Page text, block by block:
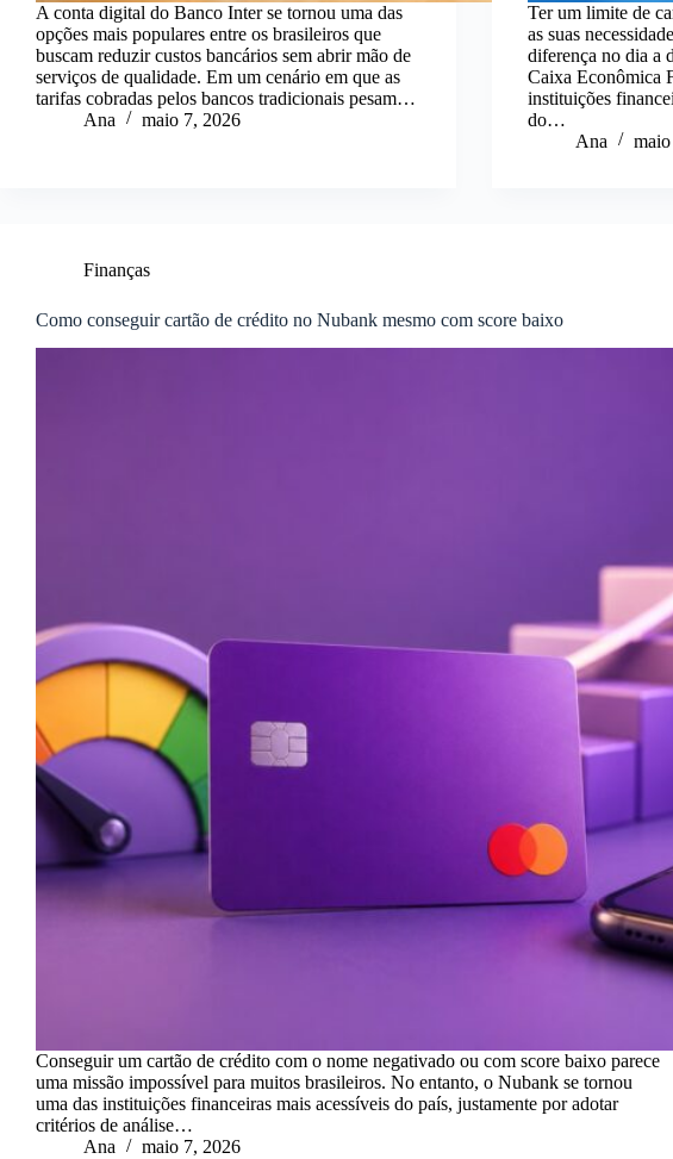
A conta digital do Banco Inter se tornou uma das
opções mais populares entre os brasileiros que
buscam reduzir custos bancários sem abrir mão de
serviços de qualidade. Em um cenário em que as
tarifas cobradas pelos bancos tradicionais pesam…
Ana
maio 7, 2026
Ter um limite de
as suas
diferença no dia a
Caixa Econômica
instituições
do…
Ana
Finanças
Como conseguir cartão de crédito no Nubank mesmo com score baixo
Conseguir um cartão de crédito com o nome negativado ou com score baixo parece
uma missão impossível para muitos brasileiros. No entanto, o Nubank se tornou
uma das instituições financeiras mais acessíveis do país, justamente por adotar
critérios de análise…
Ana
maio 7, 2026